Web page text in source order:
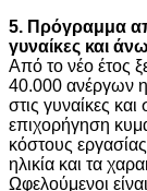
5. Πρόγραμμα
γυναίκες και
Από το νέο έτος
40.000 ανέργων
στις γυναίκες
επιχορήγηση
κόστους
ηλικία και τα
Ωφελούμενοι